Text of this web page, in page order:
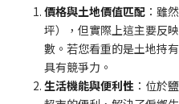
價格與土地價值匹配 ：雖
坪），但實際上這主要反
數。若您看重的是土地持
具有競爭力。
生活機能與便利性 ：位於